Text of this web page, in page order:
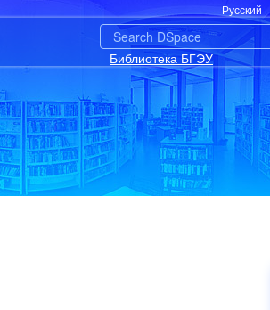
Русский
Библиотека БГЭУ